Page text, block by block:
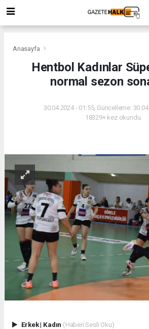
Anasayfa
Hentbol Kadınlar
normal sezon
30.04.2024 - 01:55, Güncelleme:
18329+ kez okundu.
Erkek| Kadın (Haberi Sesli Oku)